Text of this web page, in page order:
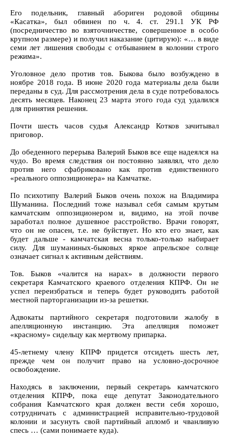
Его подельник, главный абориген родовой общины
«Касатка», был обвинен по ч. 4. ст. 291.1 УК РФ
(посредничество во взяточничестве, совершенное в особо
крупном размере) и получил наказание (цитирую): «… в виде
семи лет лишения свободы с отбыванием в колонии строго
режима».
Уголовное дело против тов. Быкова было возбуждено в
ноябре 2018 года. В июне 2020 года материалы дела были
переданы в суд. Для рассмотрения дела в суде потребовалось
десять месяцев. Наконец 23 марта этого года суд удалился
для принятия решения.
Почти шесть часов судья Александр Котков зачитывал
приговор.
До обеденного перерыва Валерий Быков все еще надеялся на
чудо. Во время следствия он постоянно заявлял, что дело
против него сфабриковано как против единственного
«реального оппозиционера» на Камчатке.
По психотипу Валерий Быков очень похож на Владимира
Шуманина. Последний тоже называл себя самым крутым
камчатским оппозиционером и, видимо, на этой почве
заработал полное душевное расстройство. Врачи говорят,
что он не опасен, т.е. не буйствует. Но кто его знает, как
будет дальше - камчатская весна только-только набирает
силу. Для шуманиных-быковых яркое апрельское солнце
означает сигнал к активным действиям.
Тов. Быков «чалится на нарах» в должности первого
секретаря Камчатского краевого отделения КПРФ. Он не
успел переизбраться и теперь будет руководить работой
местной парторганизации из-за решетки.
Адвокаты партийного секретаря подготовили жалобу в
апелляционную инстанцию. Эта апелляция поможет
«красному» сидельцу как мертвому припарка.
45-летнему члену КПРФ придется отсидеть шесть лет,
прежде чем он получит право на условно-досрочное
освобождение.
Находясь в заключении, первый секретарь камчатского
отделения КПРФ, пока еще депутат Законодательного
собрания Камчатского края должен вести себя хорошо,
сотрудничать с администрацией исправительно-трудовой
колонии и засунуть свой партийный апломб и чванливую
спесь … (сами понимаете куда).